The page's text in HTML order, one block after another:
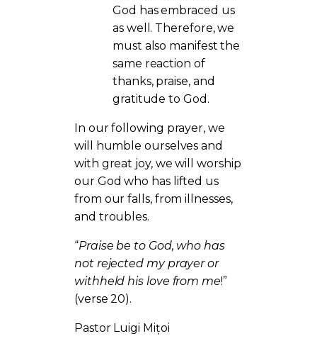
God has embraced us
as well. Therefore, we
must also manifest the
same reaction of
thanks, praise, and
gratitude to God.
In our following prayer, we
will humble ourselves and
with great joy, we will worship
our God who has lifted us
from our falls, from illnesses,
and troubles.
“Praise be to God, who has
not rejected my prayer or
withheld his love from me!”
(verse 20).
Pastor Luigi Mițoi